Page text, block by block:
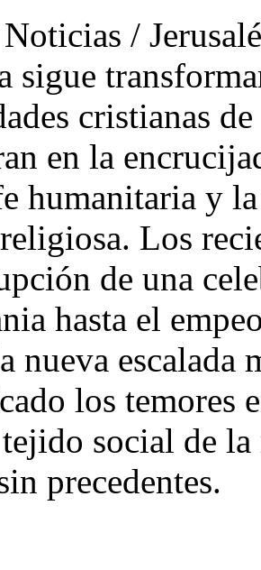
/
sigue
cristianas
en la
humanitaria y
Los
de una
hasta el
nueva
los temores
social de la
precedentes.